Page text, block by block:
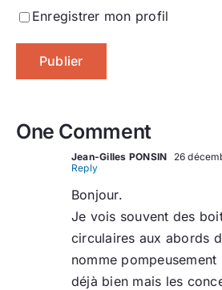
One Comment
Jean-Gilles PONSIN 26
Reply
Bonjour.
Je vois souvent des
circulaires aux abords
nomme pompeusement
déjà bien mais les
Enregistrer mon profil